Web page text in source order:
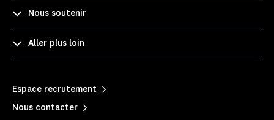
Nous soutenir
Aller plus loin
Espace recrutement
Nous contacter